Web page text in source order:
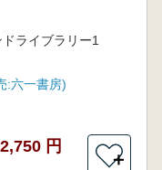
ライブラリー1
:六一書房)
2,750 円
＋